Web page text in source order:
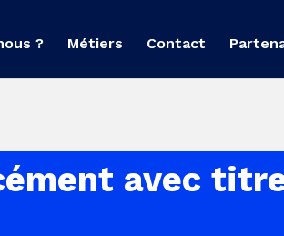
? Métiers Contact
avec